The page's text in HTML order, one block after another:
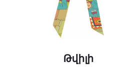
Թվիլի